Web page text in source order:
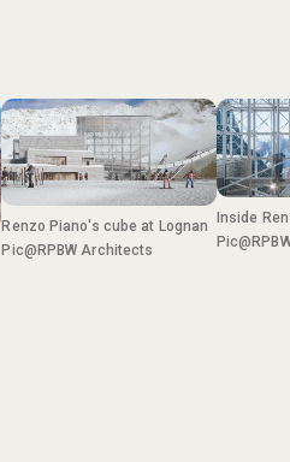
Renzo Piano's cube at Lognan
Pic@RPBW Architects
Inside